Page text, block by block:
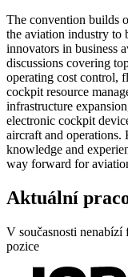
The convention builds
the aviation industry to
innovators in business
discussions covering
operating cost control,
cockpit resource
infrastructure
electronic cockpit
aircraft and
knowledge and
way forward for
Aktuální
V současnosti
pozice